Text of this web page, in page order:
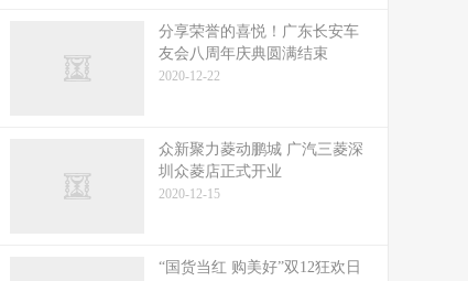
分享荣誉的喜悦！广东长安车
友会八周年庆典圆满结束
2020-12-22
众新聚力菱动鹏城 广汽三菱深
圳众菱店正式开业
2020-12-15
“国货当红 购美好”双12狂欢日